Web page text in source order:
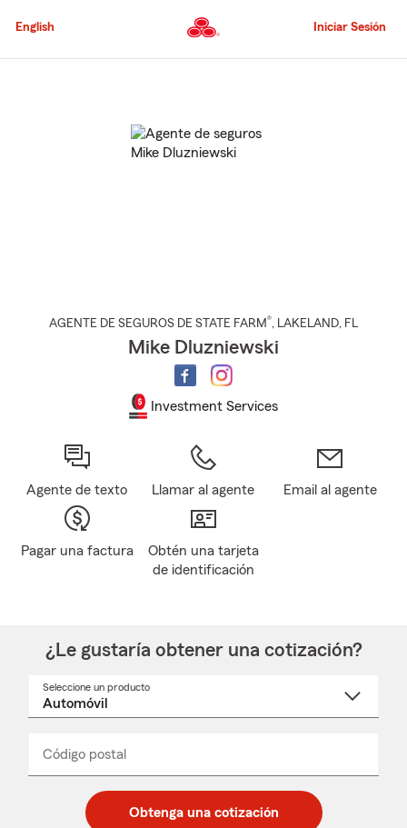
al
principal
English Iniciar Sesión
AGENTE DE SEGUROS DE STATE FARM®, LAKELAND, FL
Mike Dluzniewski
Investment Services
Agente de texto Llamar al agente Email al agente
Pagar una factura
Obtén una tarjeta
de identificación
¿Le gustaría obtener una cotización?
Seleccione un producto
desplegable
Código postal
de
de
_____
Obtenga una cotización